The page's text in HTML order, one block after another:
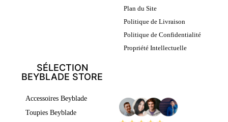
Plan du Site
Politique de Livraison
Politique de Confidentialité
Propriété Intellectuelle
SÉLECTION
BEYBLADE STORE
Accessoires Beyblade
Toupies Beyblade